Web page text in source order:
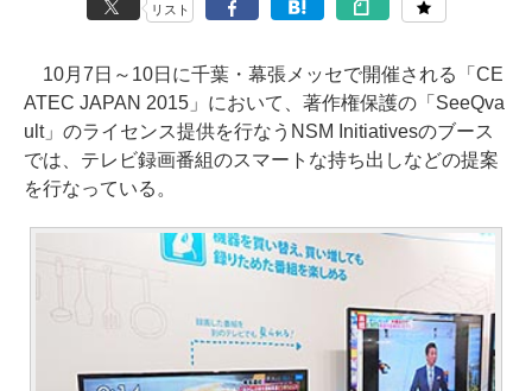
リスト
10月7日～10日に千葉・幕張メッセで開催される「CE
ATEC JAPAN 2015」において、著作権保護の「SeeQva
ult」のライセンス提供を行なうNSM Initiativesのブース
では、テレビ録画番組のスマートな持ち出しなどの提案
を行なっている。